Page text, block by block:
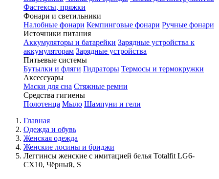
Фастексы, пряжки
Фонари и светильники
Налобные фонари Кемпинговые фонари Ручные фонари
Источники питания
Аккумуляторы и батарейки Зарядные устройства к
аккумуляторам Зарядные устройства
Питьевые системы
Бутылки и фляги Гидраторы Термосы и термокружки
Аксессуары
Маски для сна Стяжные ремни
Средства гигиены
Полотенца Мыло Шампуни и гели
Главная
Одежда и обувь
Женская одежда
Женские лосины и бриджи
Леггинсы женские с имитацией белья Totalfit LG6-
CX10, Чёрный, S